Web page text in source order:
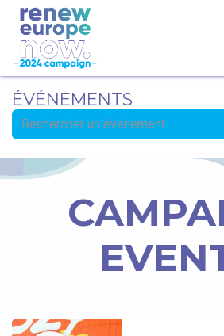
ÉVÉNEMENTS